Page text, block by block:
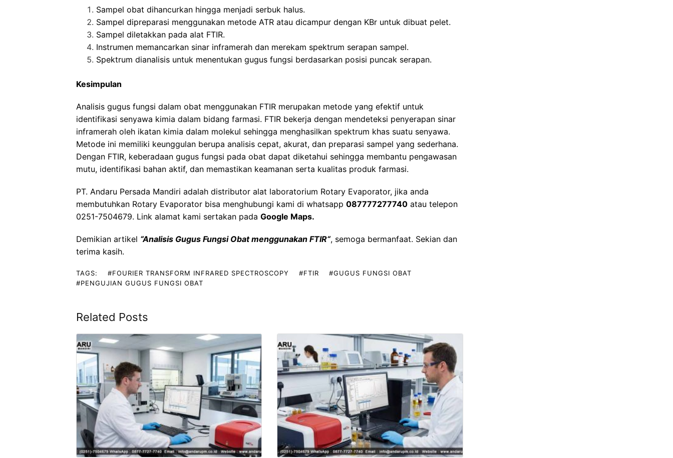
Sampel obat dihancurkan hingga menjadi serbuk halus.
Sampel dipreparasi menggunakan metode ATR atau dicampur dengan KBr untuk dibuat pelet.
Sampel diletakkan pada alat FTIR.
Instrumen memancarkan sinar inframerah dan merekam spektrum serapan sampel.
Spektrum dianalisis untuk menentukan gugus fungsi berdasarkan posisi puncak serapan.
Kesimpulan
Analisis gugus fungsi dalam obat menggunakan FTIR merupakan metode yang efektif untuk
identifikasi senyawa kimia dalam bidang farmasi. FTIR bekerja dengan mendeteksi penyerapan sinar
inframerah oleh ikatan kimia dalam molekul sehingga menghasilkan spektrum khas suatu senyawa.
Metode ini memiliki keunggulan berupa analisis cepat, akurat, dan preparasi sampel yang sederhana.
Dengan FTIR, keberadaan gugus fungsi pada obat dapat diketahui sehingga membantu pengawasan
mutu, identifikasi bahan aktif, dan memastikan keamanan serta kualitas produk farmasi.
PT. Andaru Persada Mandiri adalah distributor alat laboratorium Rotary Evaporator, jika anda
membutuhkan Rotary Evaporator bisa menghubungi kami di whatsapp 087777277740 atau telepon
0251-7504679. Link alamat kami sertakan pada Google Maps.
Demikian artikel “Analisis Gugus Fungsi Obat menggunakan FTIR“, semoga bermanfaat. Sekian dan
terima kasih.
TAGS: #FOURIER TRANSFORM INFRARED SPECTROSCOPY #FTIR
#GUGUS FUNGSI OBAT
#PENGUJIAN GUGUS FUNGSI OBAT
Related Posts